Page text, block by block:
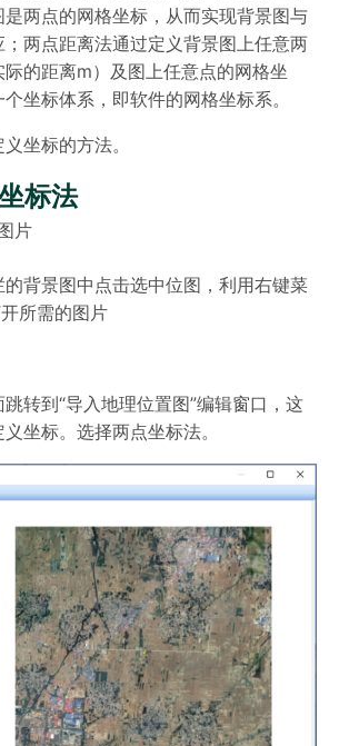
两点的网格坐标，从而实现背景图与
两点距离法通过定义背景图上任意两
际的距离m）及图上任意点的网格坐
坐标体系，即软件的网格坐标系。
坐标的方法。
标法
片
背景图中点击选中位图，利用右键菜
所需的图片
转到“导入地理位置图”编辑窗口，这
坐标。选择两点坐标法。